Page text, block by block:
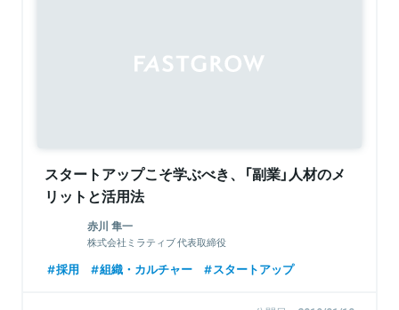
スタートアップこそ学ぶべき、「副業」人材のメ
リットと活用法
赤川 隼一
株式会社ミラティブ 代表取締役
採用 組織・カルチャー スタートアップ